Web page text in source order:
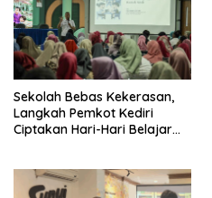
Sekolah Bebas Kekerasan,
Langkah Pemkot Kediri
Ciptakan Hari-Hari Belajar